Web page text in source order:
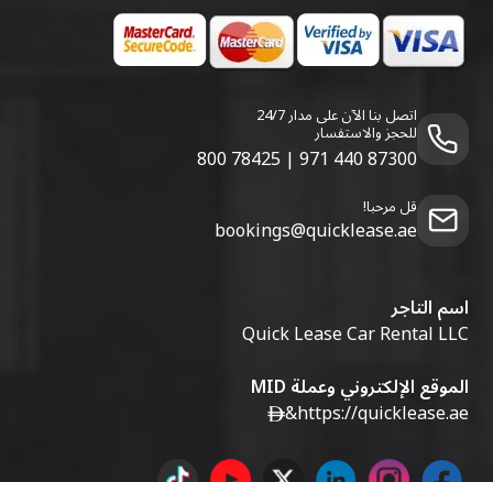
اتصل بنا الآن على مدار 24/7
للحجز والاستفسار
800 78425 | 971 440 87300
قل مرحبا!
bookings@quicklease.ae
اسم التاجر
Quick Lease Car Rental LLC
الموقع الإلكتروني وعملة MID
https://quicklease.ae
&